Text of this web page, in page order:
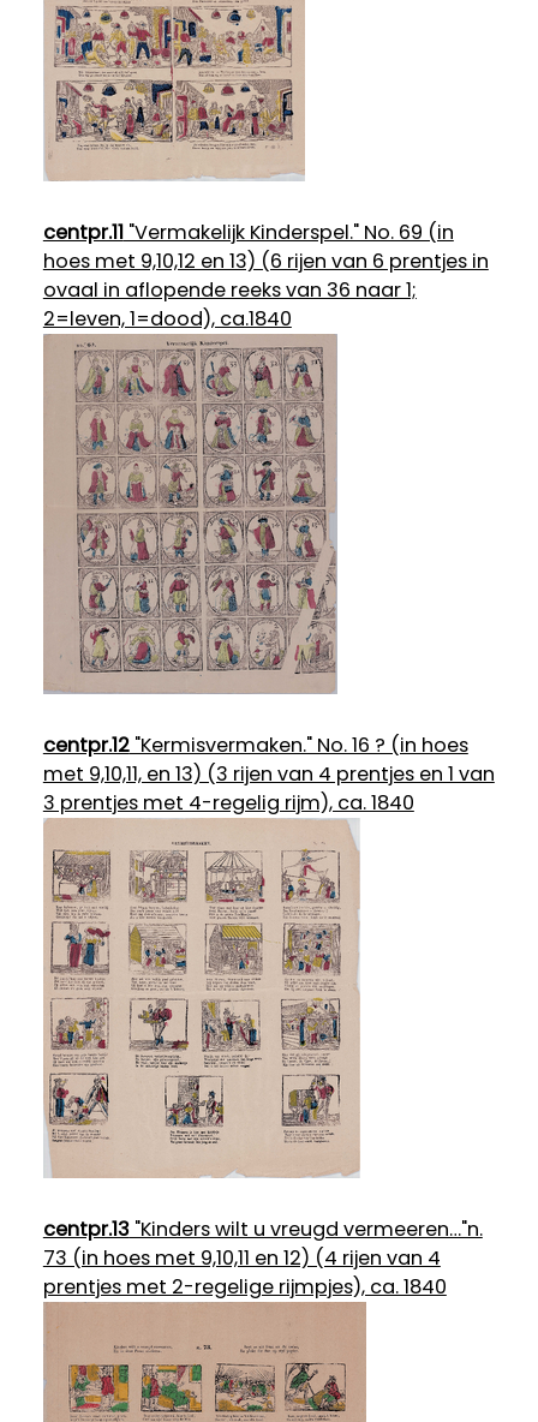
centpr.11"Vermakelijk Kinderspel." No. 69 (in
hoes met 9,10,12 en 13) (6 rijen van 6 prentjes in
ovaal in aflopende reeks van 36 naar 1;
2=leven, 1=dood), ca.1840
centpr.12"Kermisvermaken." No. 16 ? (in hoes
met 9,10,11, en 13) (3 rijen van 4 prentjes en 1 van
3 prentjes met 4-regelig rijm), ca. 1840
centpr.13"Kinders wilt u vreugd vermeeren…"n.
73 (in hoes met 9,10,11 en 12) (4 rijen van 4
prentjes met 2-regelige rijmpjes), ca. 1840